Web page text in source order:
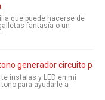
que puede hacerse de
fantasía o un
generador circuito
instalas y LED en mi
para ayudarle a